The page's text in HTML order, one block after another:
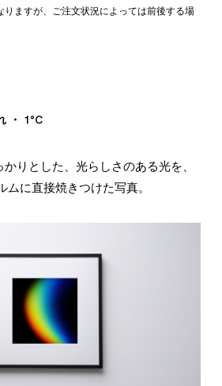
ますが、ご注文状況によっては前後する場
・ 1°C
りとした、光らしさのある光を、
に直接焼きつけた写真。